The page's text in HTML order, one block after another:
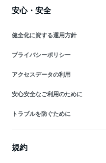
安心・安全
健全化に資する運用方針
プライバシーポリシー
アクセスデータの利用
安心安全なご利用のために
トラブルを防ぐために
規約